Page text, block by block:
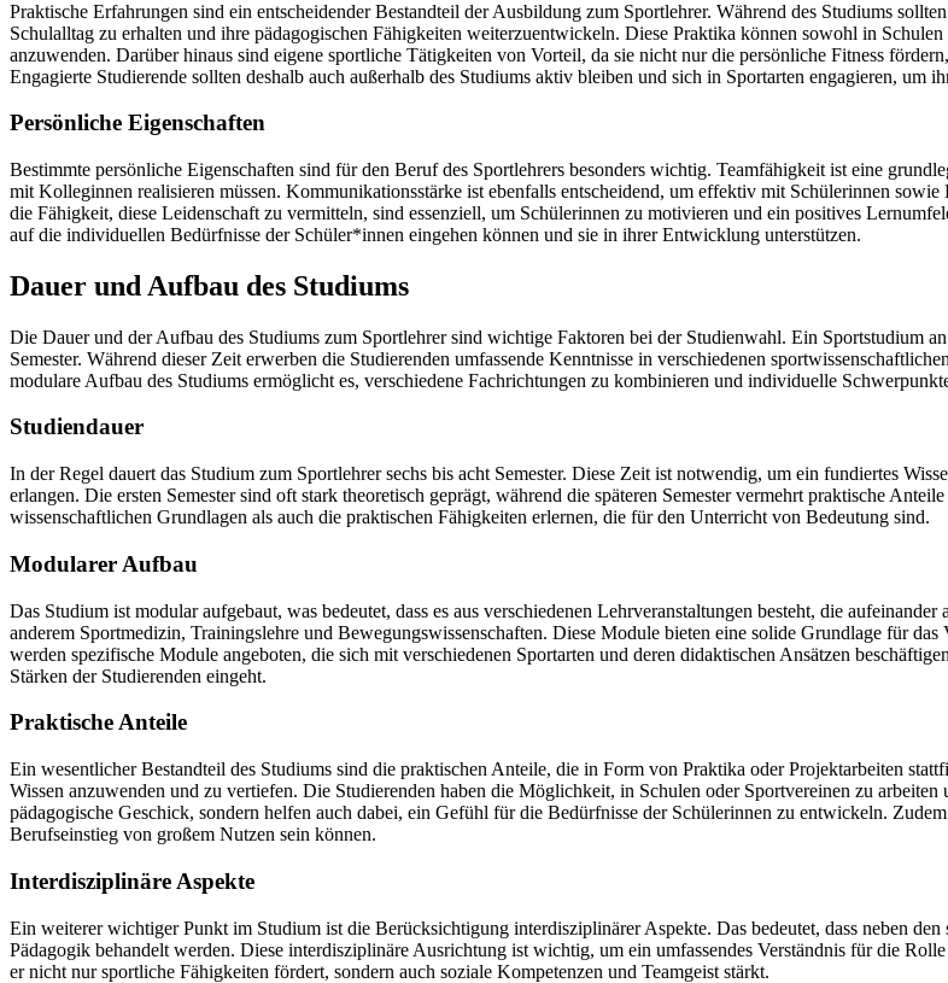
Praktische Erfahrungen sind ein entscheidender Bestandteil der Ausbildung zum Sportlehrer. Während des Studiums
Schulalltag zu erhalten und ihre pädagogischen Fähigkeiten weiterzuentwickeln. Diese Praktika können sowohl in
anzuwenden. Darüber hinaus sind eigene sportliche Tätigkeiten von Vorteil, da sie nicht nur die persönliche Fitness
Engagierte Studierende sollten deshalb auch außerhalb des Studiums aktiv bleiben und sich in Sportarten engagieren, um
Persönliche Eigenschaften
Bestimmte persönliche Eigenschaften sind für den Beruf des Sportlehrers besonders wichtig. Teamfähigkeit ist eine
mit Kolleginnen realisieren müssen. Kommunikationsstärke ist ebenfalls entscheidend, um effektiv mit Schülerinnen
die Fähigkeit, diese Leidenschaft zu vermitteln, sind essenziell, um Schülerinnen zu motivieren und ein positives
auf die individuellen Bedürfnisse der Schüler*innen eingehen können und sie in ihrer Entwicklung unterstützen.
Dauer und Aufbau des Studiums
Die Dauer und der Aufbau des Studiums zum Sportlehrer sind wichtige Faktoren bei der Studienwahl. Ein Sportstudium
Semester. Während dieser Zeit erwerben die Studierenden umfassende Kenntnisse in verschiedenen
modulare Aufbau des Studiums ermöglicht es, verschiedene Fachrichtungen zu kombinieren und individuelle
Studiendauer
In der Regel dauert das Studium zum Sportlehrer sechs bis acht Semester. Diese Zeit ist notwendig, um ein fundiertes
erlangen. Die ersten Semester sind oft stark theoretisch geprägt, während die späteren Semester vermehrt praktische
wissenschaftlichen Grundlagen als auch die praktischen Fähigkeiten erlernen, die für den Unterricht von Bedeutung sind.
Modularer Aufbau
Das Studium ist modular aufgebaut, was bedeutet, dass es aus verschiedenen Lehrveranstaltungen besteht, die
anderem Sportmedizin, Trainingslehre und Bewegungswissenschaften. Diese Module bieten eine solide Grundlage für
werden spezifische Module angeboten, die sich mit verschiedenen Sportarten und deren didaktischen Ansätzen
Stärken der Studierenden eingeht.
Praktische Anteile
Ein wesentlicher Bestandteil des Studiums sind die praktischen Anteile, die in Form von Praktika oder Projektarbeiten
Wissen anzuwenden und zu vertiefen. Die Studierenden haben die Möglichkeit, in Schulen oder Sportvereinen zu
pädagogische Geschick, sondern helfen auch dabei, ein Gefühl für die Bedürfnisse der Schülerinnen zu entwickeln.
Berufseinstieg von großem Nutzen sein können.
Interdisziplinäre Aspekte
Ein weiterer wichtiger Punkt im Studium ist die Berücksichtigung interdisziplinärer Aspekte. Das bedeutet, dass neben
Pädagogik behandelt werden. Diese interdisziplinäre Ausrichtung ist wichtig, um ein umfassendes Verständnis für die
er nicht nur sportliche Fähigkeiten fördert, sondern auch soziale Kompetenzen und Teamgeist stärkt.